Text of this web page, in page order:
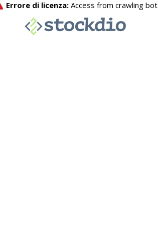
Errore di licenza: Access from crawling bot